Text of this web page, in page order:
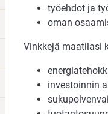
työehdot ja
oman
Vinkkejä maatilasi
investoinnin